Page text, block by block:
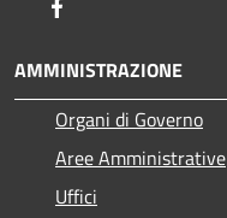
AMMINISTRAZIONE
Organi di Governo
Aree Amministrative
Uffici